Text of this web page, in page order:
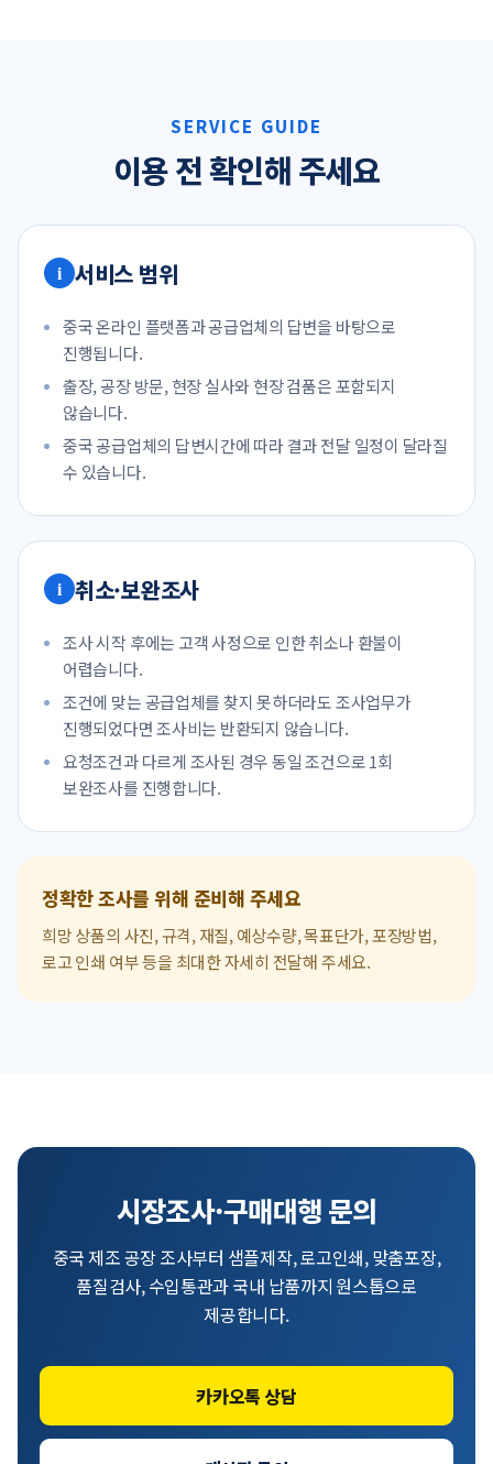
SERVICE GUIDE
이용 전 확인해 주세요
서비스 범위
중국 온라인 플랫폼과 공급업체의 답변을 바탕으로
진행됩니다.
출장, 공장 방문, 현장 실사와 현장 검품은 포함되지
않습니다.
중국 공급업체의 답변시간에 따라 결과 전달 일정이 달라질
수 있습니다.
취소·보완조사
조사 시작 후에는 고객 사정으로 인한 취소나 환불이
어렵습니다.
조건에 맞는 공급업체를 찾지 못하더라도 조사업무가
진행되었다면 조사비는 반환되지 않습니다.
요청조건과 다르게 조사된 경우 동일 조건으로 1회
보완조사를 진행합니다.
정확한 조사를 위해 준비해 주세요
희망 상품의 사진, 규격, 재질, 예상수량, 목표단가, 포장방법,
로고 인쇄 여부 등을 최대한 자세히 전달해 주세요.
시장조사·구매대행 문의
중국 제조 공장 조사부터 샘플제작, 로고인쇄, 맞춤포장,
품질검사, 수입통관과 국내 납품까지 원스톱으로
제공합니다.
카카오톡 상담